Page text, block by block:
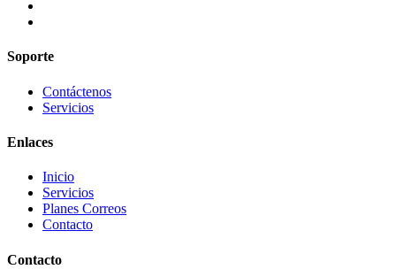
Soporte
Contáctenos
Servicios
Enlaces
Inicio
Servicios
Planes Correos
Contacto
Contacto